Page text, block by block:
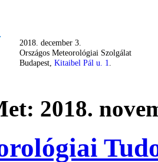
2018. december 3.
Országos Meteorológiai Szolgálat
Budapest, Kitaibel Pál u. 1.
2018.